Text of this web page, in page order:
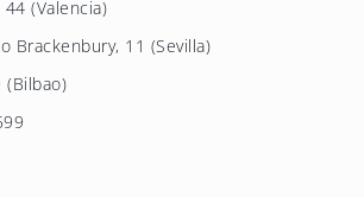
44 (Valencia)
Brackenbury, 11 (Sevilla)
(Bilbao)